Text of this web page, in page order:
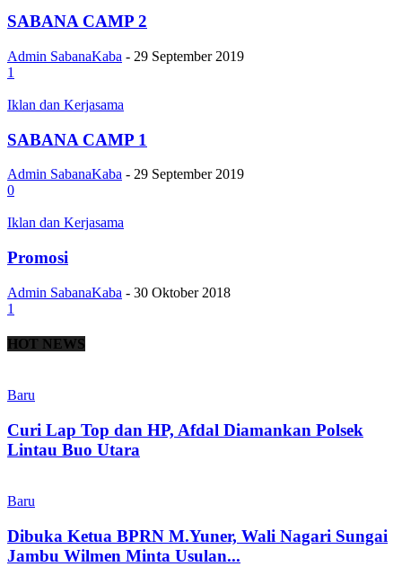
SABANA CAMP 2
Admin SabanaKaba - 29 September 2019
1
Iklan dan Kerjasama
SABANA CAMP 1
Admin SabanaKaba - 29 September 2019
0
Iklan dan Kerjasama
Promosi
Admin SabanaKaba - 30 Oktober 2018
1
HOT NEWS
Baru
Curi Lap Top dan HP, Afdal Diamankan Polsek
Lintau Buo Utara
Baru
Dibuka Ketua BPRN M.Yuner, Wali Nagari Sungai
Jambu Wilmen Minta Usulan...